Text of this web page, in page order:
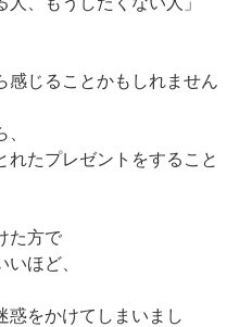
感じることかもしれません
れたプレゼントをすること
た方で
ほど、
惑をかけてしまいまし